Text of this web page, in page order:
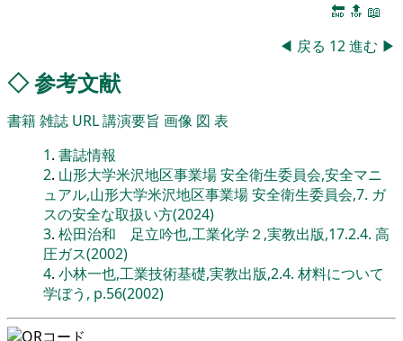
🔚 🔝 📖
◀ 戻る 12進む ▶
◇参考文献
書籍雑誌 URL講演要旨 画像 図 表
1. 書誌情報
2. 山形大学米沢地区事業場 安全衛生委員会,安全マニ
ュアル,山形大学米沢地区事業場 安全衛生委員会,7. ガ
スの安全な取扱い方(2024)
3. 松田治和 足立吟也,工業化学２,実教出版,17.2.4. 高
圧ガス(2002)
4. 小林一也,工業技術基礎,実教出版,2.4. 材料について
学ぼう, p.56(2002)